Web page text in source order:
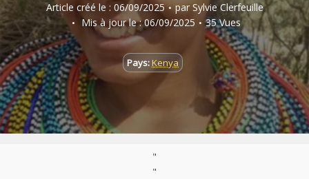
Article créé le : 06/09/2025 par Sylvie Clerfeuille
Mis à jour le : 06/09/2025
35 Vues
Pays:Kenya
"
"